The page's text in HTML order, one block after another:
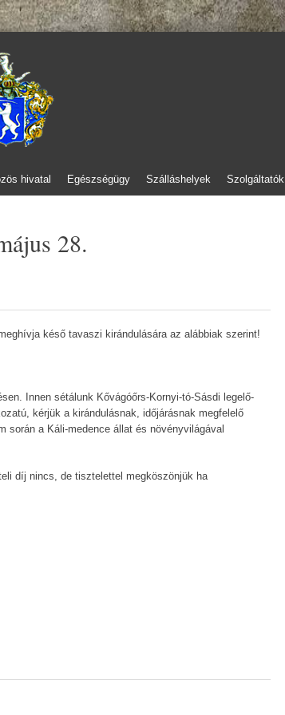
hivatal Egészségügy Szálláshelyek Szolgáltatók
28.
késő tavaszi kirándulására az alábbiak szerint!
Innen sétálunk Kővágóőrs-Kornyi-tó-Sásdi legelő-
kérjük a kirándulásnak, időjárásnak megfelelő
során a Káli-medence állat és növényvilágával
díj nincs, de tisztelettel megköszönjük ha